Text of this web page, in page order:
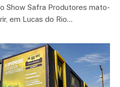
Show Safra Produtores mato-
em Lucas do Rio…